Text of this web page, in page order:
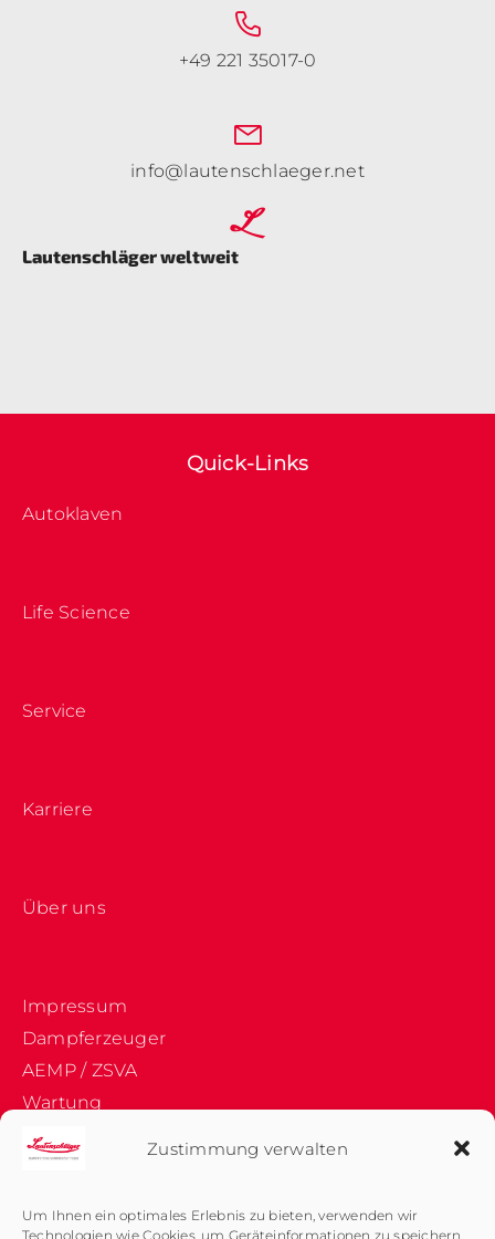
Zustimmung verwalten
Um Ihnen ein optimales Erlebnis zu bieten, verwenden wir
Technologien wie Cookies, um Geräteinformationen zu speichern
+49 221 35017-0
info@lautenschlaeger.net
Lautenschläger weltweit
Quick-Links
Autoklaven
Life Science
Service
Karriere
Über uns
Impressum
Dampferzeuger
AEMP / ZSVA
Wartung
Jobportal
Firmenhistorie
Medizin-Sterilisatoren